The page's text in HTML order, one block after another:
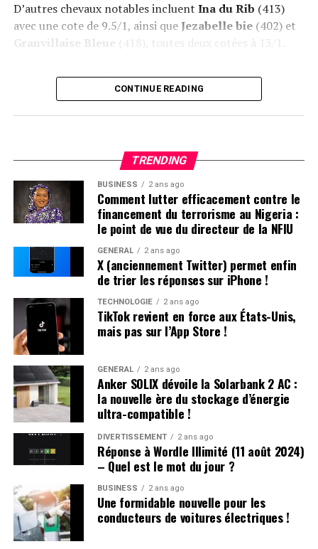
D’autres chevaux notables incluent Ina du Rib (413)
avec une cote de 9.5/1, ainsi queJezabelle bie(402) et
Granvillaise Bleue
(418), toutes deux cotées à 13/1.
Opportunités de Paris
Services Proposés aux Parieurs
Partagez vos réflexions sur les chevaux que vous
suivez et recevez des notifications par email avant
leur course.
Consultez les analyses et pronostics d’experts en
courses pour toutes les compétitions à venir.
Préparez vos mises en examinant minutieusement
les performances détaillées des chevaux.
Restez informés et optimisez vos chances lors des
prochaines courses grâce aux outils disponibles !
CONTINUE READING
TRENDING
BUSINESS 2 ans ago
Comment lutter efficacement contre le
financement du terrorisme au Nigeria :
le point de vue du directeur de la NFIU
GÉNÉRAL 2 ans ago
X (anciennement Twitter) permet enfin
de trier les réponses sur iPhone !
TECHNOLOGIE 2 ans ago
TikTok revient en force aux États-Unis,
mais pas sur l’App Store !
GÉNÉRAL 2 ans ago
Anker SOLIX dévoile la Solarbank 2 AC :
la nouvelle ère du stockage d’énergie
ultra-compatible !
DIVERTISSEMENT 2 ans ago
Réponse à Wordle Illimité (11 août 2024)
– Quel est le mot du jour ?
BUSINESS 2 ans ago
Une formidable nouvelle pour les
conducteurs de voitures électriques !